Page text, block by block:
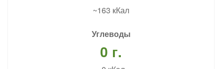
~163 кКал
Углеводы
0 г.